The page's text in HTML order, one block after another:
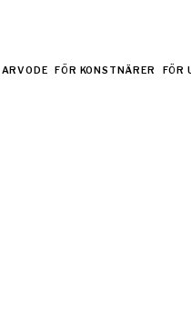
ARVODE FÖR KONSTNÄRER FÖR